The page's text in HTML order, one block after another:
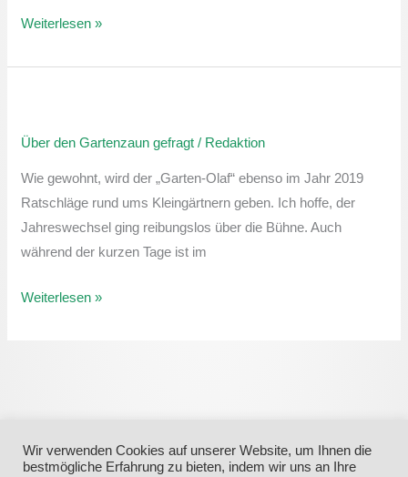
vorbereiten
Weiterlesen »
Über den Gartenzaun gefragt / Redaktion
Wie gewohnt, wird der „Garten-Olaf“ ebenso im Jahr 2019
Ratschläge rund ums Kleingärtnern geben. Ich hoffe, der
Jahreswechsel ging reibungslos über die Bühne. Auch
während der kurzen Tage ist im
Gartenzaun
gefragt:
Pflege
der
Kernobstgewächse
der
Weiterlesen »
Wir verwenden Cookies auf unserer Website, um Ihnen die
bestmögliche Erfahrung zu bieten, indem wir uns an Ihre